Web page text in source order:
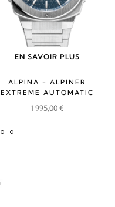
EN SAVOIR PLUS
ALPINA - ALPINER
EXTREME AUTOMATIC
1 995,00€